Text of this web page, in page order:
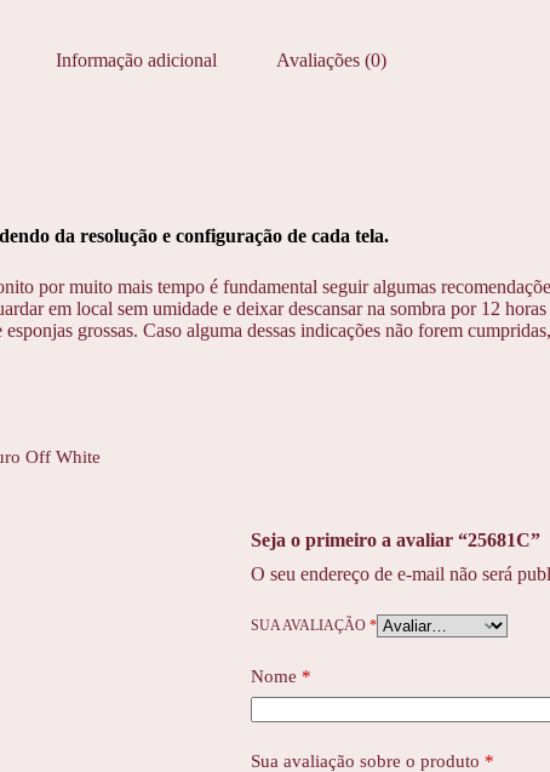
Informação adicional Avaliações (0)
da resolução e configuração de cada tela.
por muito mais tempo é fundamental seguir algumas
em local sem umidade e deixar descansar na sombra por 12
grossas. Caso alguma dessas indicações não forem
Off White
Seja o primeiro a avaliar “25681C”
O seu endereço de e-mail não será
SUA AVALIAÇÃO *
Nome *
Sua avaliação sobre o produto *